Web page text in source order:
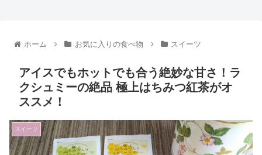
ホーム お気に入りの食べ物 スイーツ
アイスでもホットでも合う絶妙な甘さ！ラ
クシュミーの絶品 極上はちみつ紅茶がオ
ススメ！
スイーツ